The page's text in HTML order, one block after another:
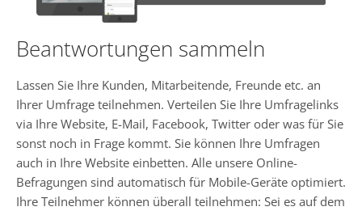
Beantwortungen sammeln
Lassen Sie Ihre Kunden, Mitarbeitende, Freunde etc. an
Ihrer Umfrage teilnehmen. Verteilen Sie Ihre Umfragelinks
via Ihre Website, E-Mail, Facebook, Twitter oder was für Sie
sonst noch in Frage kommt. Sie können Ihre Umfragen
auch in Ihre Website einbetten. Alle unsere Online-
Befragungen sind automatisch für Mobile-Geräte optimiert.
Ihre Teilnehmer können überall teilnehmen: Sei es auf dem